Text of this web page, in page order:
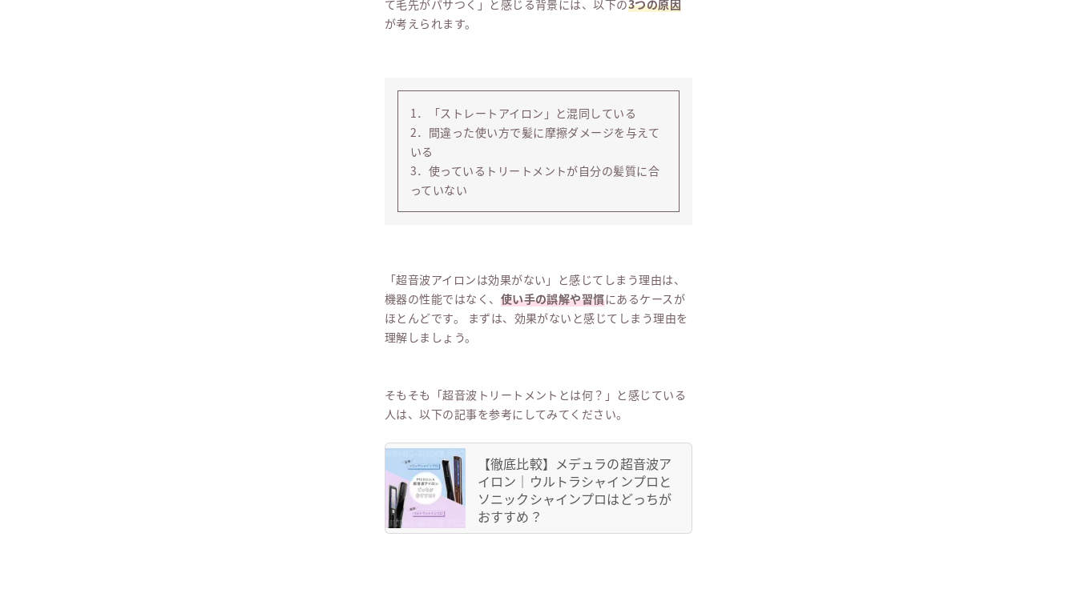
て毛先がパサつく」と感じる背景には、以下の3つの原因
が考えられます。
1．「ストレートアイロン」と混同している
2．間違った使い方で髪に摩擦ダメージを与えて
いる
3．使っているトリートメントが自分の髪質に合
っていない
「超音波アイロンは効果がない」と感じてしまう理由は、
機器の性能ではなく、 使い手の誤解や習慣にあるケースが
ほとんどです。 まずは、効果がないと感じてしまう理由を
理解しましょう。
そもそも「超音波トリートメントとは何？」と感じている
人は、以下の記事を参考にしてみてください。
【徹底比較】メデュラの超音波ア
イロン｜ウルトラシャインプロと
ソニックシャインプロはどっちが
おすすめ？